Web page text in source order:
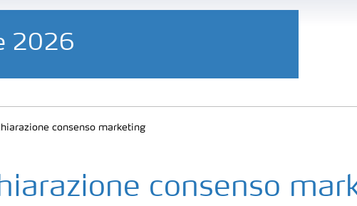
2026
consenso marketing
consenso